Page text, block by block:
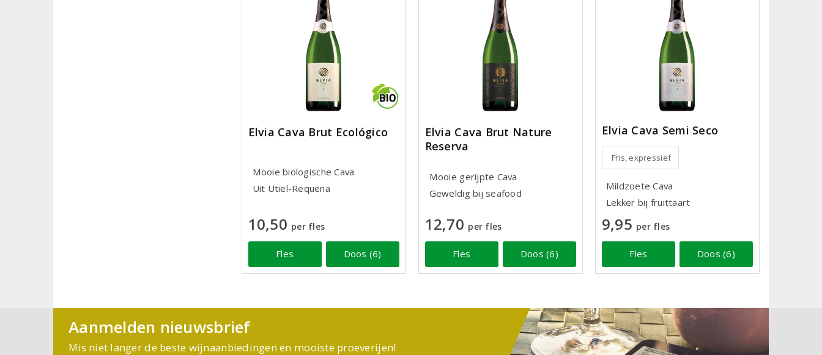
Elvia Cava Brut Ecológico
Mooie biologische Cava
Uit Utiel-Requena
10,50 per fles
Fles Doos (6)
Elvia Cava Brut Nature
Reserva
Mooie gerijpte Cava
Geweldig bij seafood
12,70 per fles
Fles Doos (6)
Elvia Cava Semi Seco
Fris, expressief
Mildzoete Cava
Lekker bij fruittaart
9,95 per fles
Fles Doos (6)
Aanmelden nieuwsbrief
Mis niet langer de beste wijnaanbiedingen en mooiste proeverijen!